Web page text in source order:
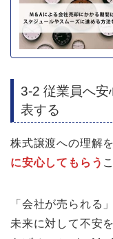
3-2 従業員へ安
表する
株式譲渡への理解
に安心してもらう
「会社が売られる
未来に対して不安